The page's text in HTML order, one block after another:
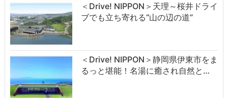
＜Drive! NIPPON＞天理～桜井ドライ
ブでも立ち寄れる“山の辺の道”
＜Drive! NIPPON＞静岡県伊東市をま
るっと堪能！名湯に癒され自然と…